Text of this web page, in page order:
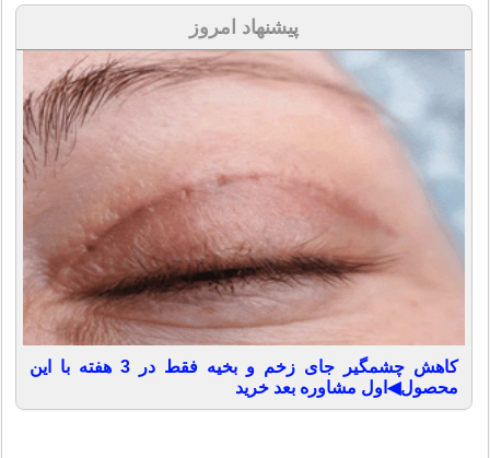
پیشنهاد امروز
کاهش چشمگیر جای زخم و بخیه فقط در 3 هفته با این
محصول◀اول مشاوره بعد خرید